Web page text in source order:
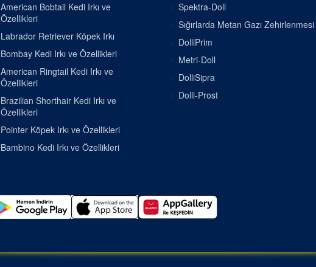
American Bobtail Kedi Irkı ve
Özellikleri
Labrador Retriever Köpek Irkı
Bombay Kedi Irkı ve Özellikleri
American Ringtail Kedi Irkı ve
Özellikleri
Brazilian Shorthair Kedi Irkı ve
Özellikleri
Pointer Köpek Irkı ve Özellikleri
Bambino Kedi Irkı ve Özellikleri
Spektra-Doll
Sığırlarda Metan Gazı Zehirlenmesi
DolliPrim
Metri-Doll
DolliSipra
Dolli-Prost